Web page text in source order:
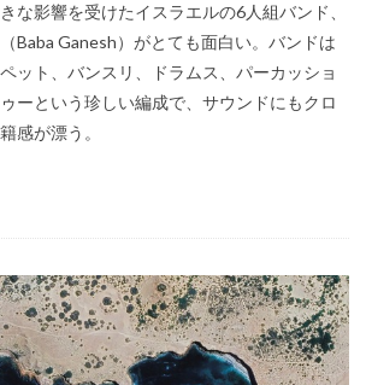
な影響を受けたイスラエルの6人組バンド、
Baba Ganesh）がとても面白い。バンドは
ット、バンスリ、ドラムス、パーカッショ
ーという珍しい編成で、サウンドにもクロ
感が漂う。